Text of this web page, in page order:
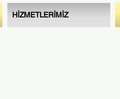
HİZMETLERİMİZ